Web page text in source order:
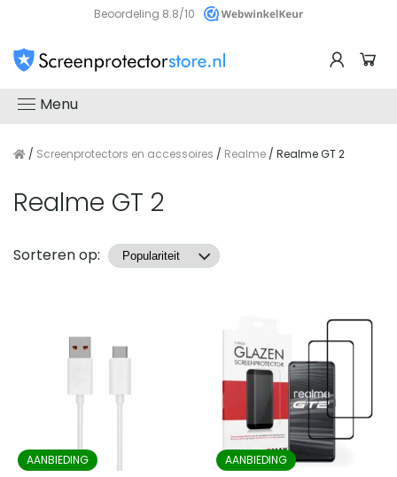
Beoordeling 8.8/10
Menu
/ Screenprotectors en accessoires / Realme / Realme GT 2
Realme GT 2
Producten
Sorteren op:
AANBIEDING AANBIEDING